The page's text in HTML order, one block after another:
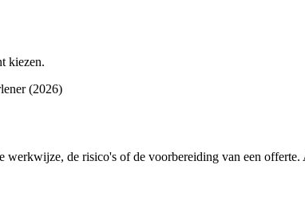
kiezen.
(2026)
werkwijze, de risico's of de voorbereiding van een